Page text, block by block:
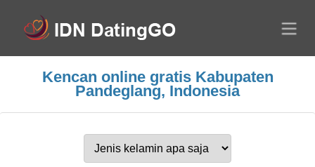
Kencan online gratis Kabupaten
Pandeglang, Indonesia